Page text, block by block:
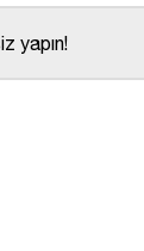
yapın!